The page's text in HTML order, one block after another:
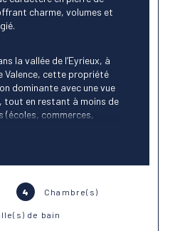
4 Chambre(s)
de bain
charme, volumes et
la vallée de l’Eyrieux, à
Valence, cette propriété
dominante avec une vue
tout en restant à moins de
(écoles, commerces,
développe environ 195 m²
et ses beaux volumes.
avec cheminée de 33